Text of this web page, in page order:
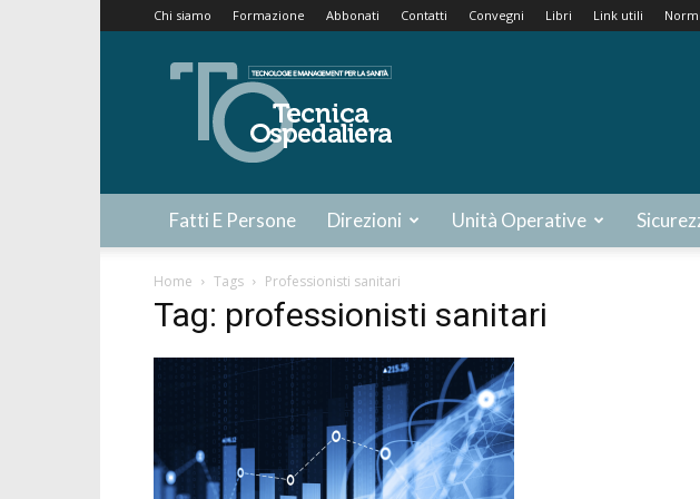
Chi siamo Formazione Abbonati Contatti Convegni Libri Link utili
Tecnica
Ospedaliera
Fatti E Persone Direzioni Unità Operative
Home Tags Professionisti sanitari
Tag: professionisti sanitari